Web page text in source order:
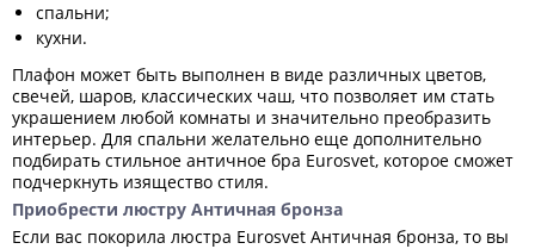
спальни;
кухни.
Плафон может быть выполнен в виде различных цветов,
свечей, шаров, классических чаш, что позволяет им стать
украшением любой комнаты и значительно преобразить
интерьер. Для спальни желательно еще дополнительно
подбирать стильное античное бра Eurosvet, которое сможет
подчеркнуть изящество стиля.
Приобрести люстру Античная бронза
Если вас покорила люстра Eurosvet Античная бронза, то вы